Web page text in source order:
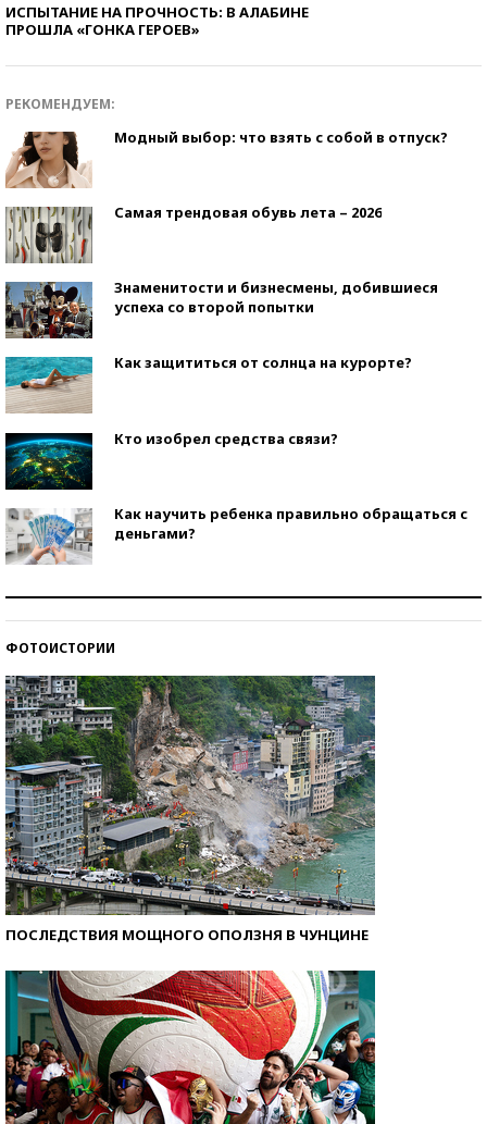
ИСПЫТАНИЕ НА ПРОЧНОСТЬ: В АЛАБИНЕ
ПРОШЛА «ГОНКА ГЕРОЕВ»
РЕКОМЕНДУЕМ:
Модный выбор: что взять с собой в отпуск?
Самая трендовая обувь лета – 2026
Знаменитости и бизнесмены, добившиеся
успеха со второй попытки
Как защититься от солнца на курорте?
Кто изобрел средства связи?
Как научить ребенка правильно обращаться с
деньгами?
ФОТОИСТОРИИ
ПОСЛЕДСТВИЯ МОЩНОГО ОПОЛЗНЯ В ЧУНЦИНЕ